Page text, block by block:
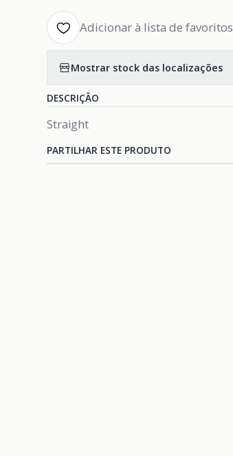
Adicionar à lista de favoritos
Mostrar stock das localizações
DESCRIÇÃO
Straight
PARTILHAR ESTE PRODUTO